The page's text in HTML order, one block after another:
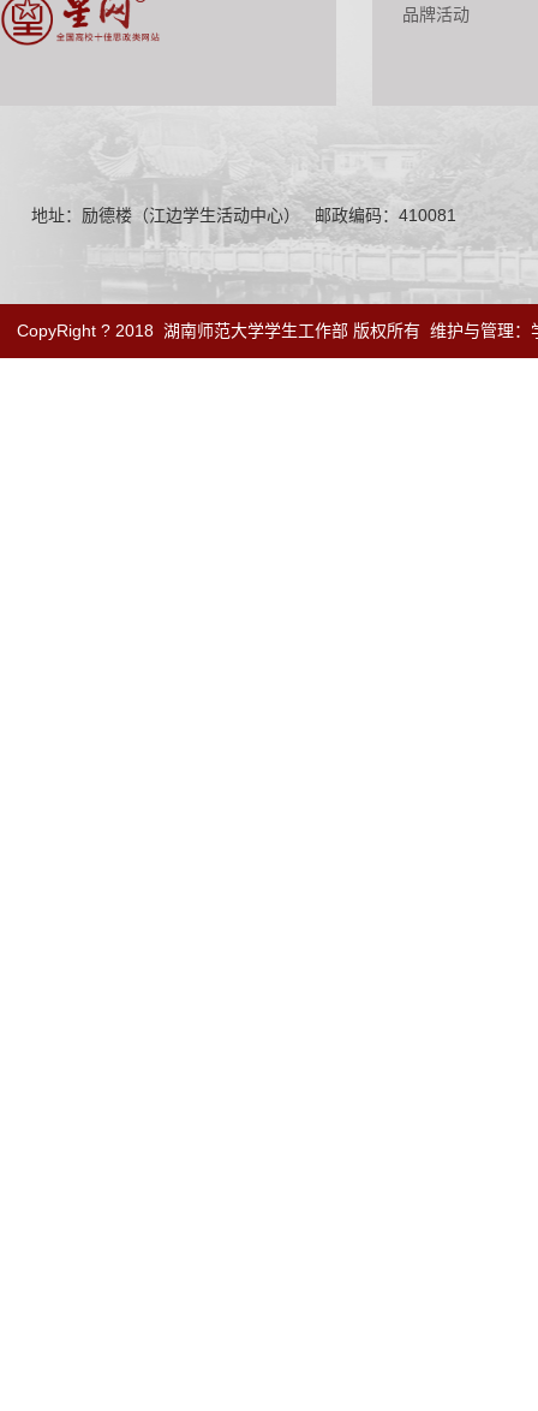
品牌活动
地址：励德楼（江边学生活动中心） 邮政编码：410081
CopyRight ? 2018 湖南师范大学学生工作部 版权所有 维护与管理：